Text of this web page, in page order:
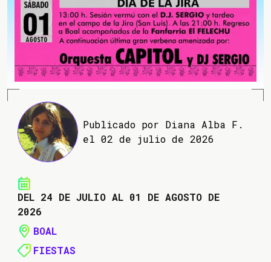
Publicado por Diana Alba F.
el 02 de julio de 2026
DEL 24 DE JULIO AL 01 DE AGOSTO DE
2026
BOAL
FIESTAS